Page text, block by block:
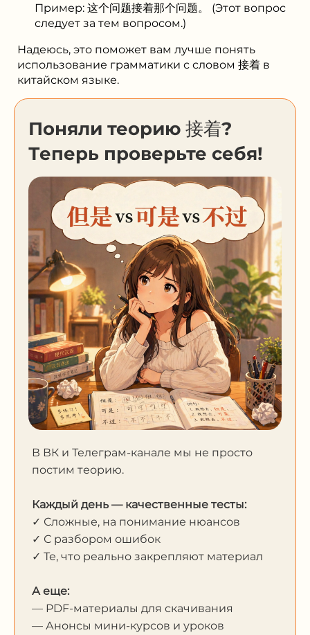
Пример: 这个问题接着那个问题。 (Этот вопрос
следует за тем вопросом.)
Надеюсь, это поможет вам лучше понять
использование грамматики с словом 接着 в
китайском языке.
Поняли теорию 接着?
Теперь проверьте себя!
В ВК и Телеграм-канале мы не просто
постим теорию.
Каждый день — качественные тесты:
✓ Сложные, на понимание нюансов
✓ С разбором ошибок
✓ Те, что реально закрепляют материал
А еще:
— PDF-материалы для скачивания
— Анонсы мини-курсов и уроков